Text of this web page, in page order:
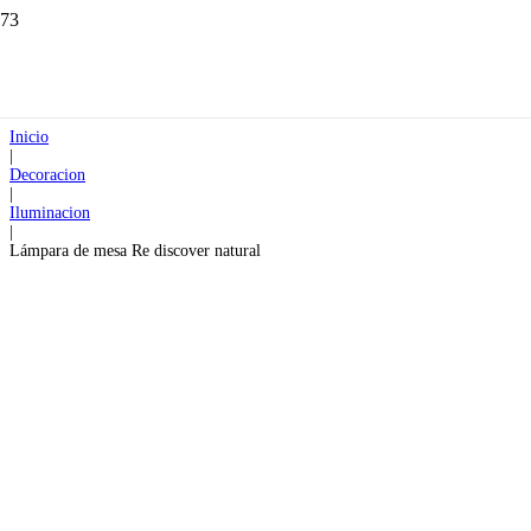
Inicio
Decoracion
Iluminacion
Lámpara de mesa Re discover natural